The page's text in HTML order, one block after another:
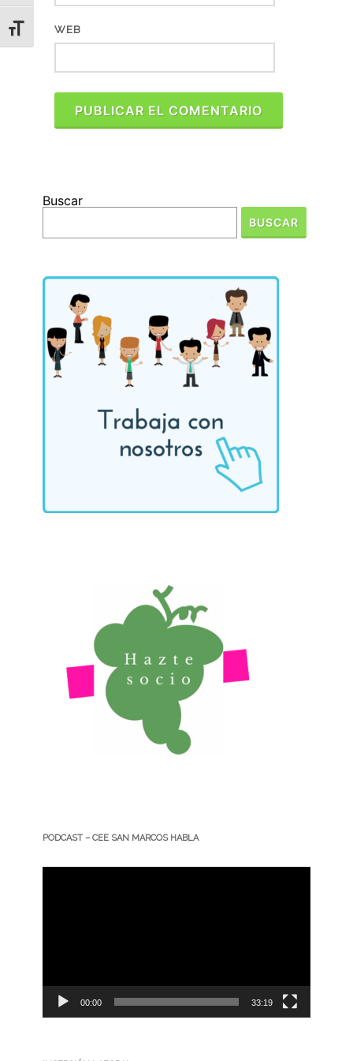
ALTERNAR TAMAÑO DE LETRA
WEB
Buscar
BUSCAR
PODCAST – CEE SAN MARCOS HABLA
Reproductor
00:00 33:19